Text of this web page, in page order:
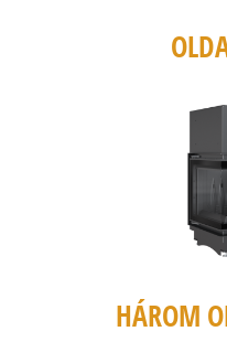
HÁROM